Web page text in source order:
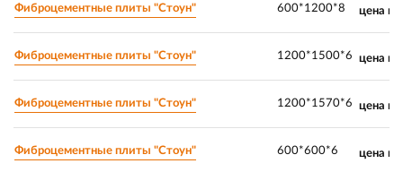
Фиброцементные плиты "Стоун" 600*1200*8 цена по
Фиброцементные плиты "Стоун" 1200*1500*6 цена по
Фиброцементные плиты "Стоун" 1200*1570*6 цена по
Фиброцементные плиты "Стоун" 600*600*6 цена по